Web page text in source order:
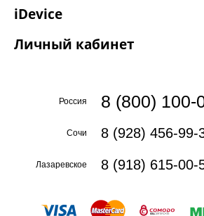
iDevice
Личный кабинет
Россия 8 (800) 100-
Сочи 8 (928) 456-99-
Лазаревское 8 (918) 615-00-